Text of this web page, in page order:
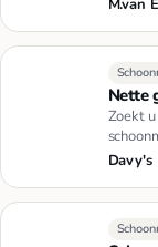
M.van
Nette
Zoekt
Davy's